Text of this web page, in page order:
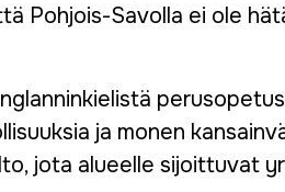
Pohjois-Savolla ei ole
ja monen
jota alueelle sijoittuvat